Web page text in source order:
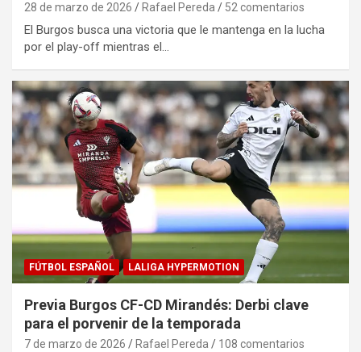
28 de marzo de 2026 Rafael Pereda 52 comentarios
El Burgos busca una victoria que le mantenga en la lucha
por el play-off mientras el…
FÚTBOL ESPAÑOL LALIGA HYPERMOTION
Previa Burgos CF-CD Mirandés: Derbi clave
para el porvenir de la temporada
7 de marzo de 2026 Rafael Pereda 108 comentarios